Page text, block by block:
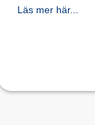
reformen av
Läs mer här...